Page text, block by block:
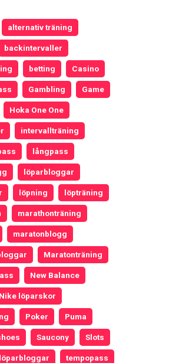
alternativ träning
backintervaller
betting Casino
Gambling Game
Hoka One One
intervallträning
långpass
löparbloggar
löpning löpträning
marathonträning
maratonblogg
Maratonträning
New Balance
Nike löparskor
Poker Puma
Saucony Slots
tempopass